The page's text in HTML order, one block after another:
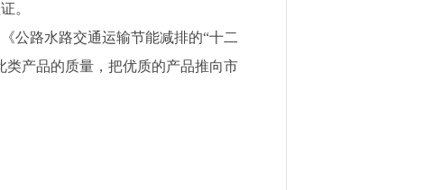
。
公路水路交通运输节能减排的“十二
类产品的质量，把优质的产品推向市